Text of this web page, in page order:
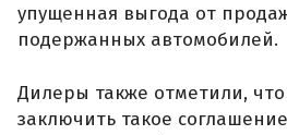
упущенная выгода от
подержанных автомобилей.
Дилеры также отметили,
заключить такое